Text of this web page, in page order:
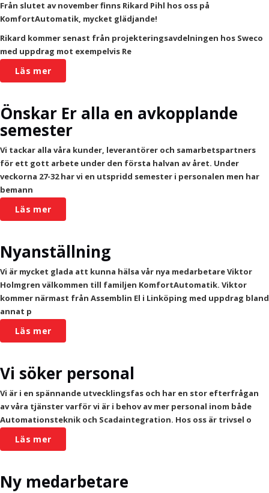
Från slutet av november finns Rikard Pihl hos oss på
KomfortAutomatik, mycket glädjande!
Rikard kommer senast från projekteringsavdelningen hos Sweco
med uppdrag mot exempelvis Re
Läs mer
Önskar Er alla en avkopplande
semester
Vi tackar alla våra kunder, leverantörer och samarbetspartners
för ett gott arbete under den första halvan av året. Under
veckorna 27-32 har vi en utspridd semester i personalen men har
bemann
Läs mer
Nyanställning
Vi är mycket glada att kunna hälsa vår nya medarbetare Viktor
Holmgren välkommen till familjen KomfortAutomatik. Viktor
kommer närmast från Assemblin El i Linköping med uppdrag bland
annat p
Läs mer
Vi söker personal
Vi är i en spännande utvecklingsfas och har en stor efterfrågan
av våra tjänster varför vi är i behov av mer personal inom både
Automationsteknik och Scadaintegration. Hos oss är trivsel o
Läs mer
Ny medarbetare